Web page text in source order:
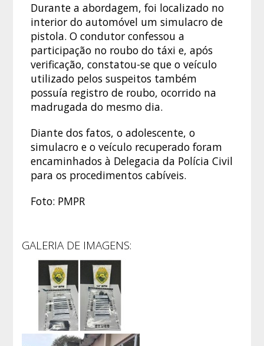
Durante a abordagem, foi localizado no
interior do automóvel um simulacro de
pistola. O condutor confessou a
participação no roubo do táxi e, após
verificação, constatou-se que o veículo
utilizado pelos suspeitos também
possuía registro de roubo, ocorrido na
madrugada do mesmo dia.
Diante dos fatos, o adolescente, o
simulacro e o veículo recuperado foram
encaminhados à Delegacia da Polícia Civil
para os procedimentos cabíveis.
Foto: PMPR
GALERIA DE IMAGENS: